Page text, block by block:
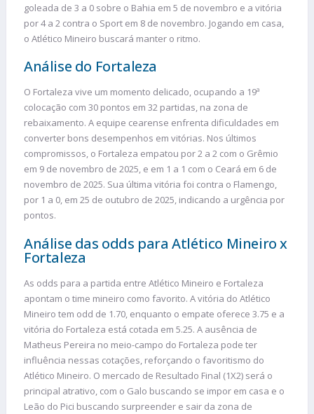
goleada de 3 a 0 sobre o Bahia em 5 de novembro e a vitória
por 4 a 2 contra o Sport em 8 de novembro. Jogando em casa,
o Atlético Mineiro buscará manter o ritmo.
Análise do Fortaleza
O Fortaleza vive um momento delicado, ocupando a 19ª
colocação com 30 pontos em 32 partidas, na zona de
rebaixamento. A equipe cearense enfrenta dificuldades em
converter bons desempenhos em vitórias. Nos últimos
compromissos, o Fortaleza empatou por 2 a 2 com o Grêmio
em 9 de novembro de 2025, e em 1 a 1 com o Ceará em 6 de
novembro de 2025. Sua última vitória foi contra o Flamengo,
por 1 a 0, em 25 de outubro de 2025, indicando a urgência por
pontos.
Análise das odds para Atlético Mineiro x
Fortaleza
As odds para a partida entre Atlético Mineiro e Fortaleza
apontam o time mineiro como favorito. A vitória do Atlético
Mineiro tem odd de 1.70, enquanto o empate oferece 3.75 e a
vitória do Fortaleza está cotada em 5.25. A ausência de
Matheus Pereira no meio-campo do Fortaleza pode ter
influência nessas cotações, reforçando o favoritismo do
Atlético Mineiro. O mercado de Resultado Final (1X2) será o
principal atrativo, com o Galo buscando se impor em casa e o
Leão do Pici buscando surpreender e sair da zona de